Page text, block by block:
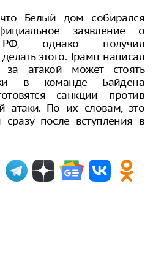
Белый дом собирался
заявление о
РФ, однако получил
этого. Трамп написал
за атакой может стоять
в команде Байдена
санкции против
атаки. По их словам, это
после вступления в